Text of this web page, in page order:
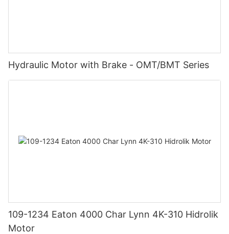
Hydraulic Motor with Brake - OMT/BMT Series
109-1234 Eaton 4000 Char Lynn 4K-310 Hidrolik
Motor